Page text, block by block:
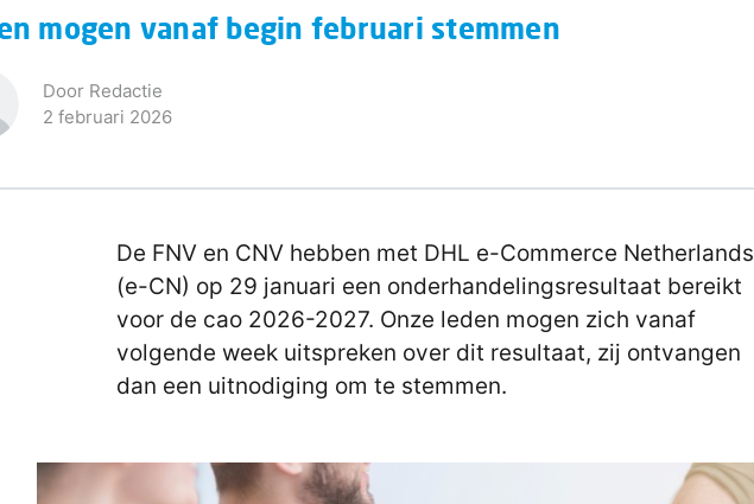
mogen vanaf begin februari stemmen
Door Redactie
2 februari 2026
De FNV en CNV hebben met DHL e-Commerce Netherlands
(e-CN) op 29 januari een onderhandelingsresultaat bereikt
voor de cao 2026-2027. Onze leden mogen zich vanaf
volgende week uitspreken over dit resultaat, zij ontvangen
dan een uitnodiging om te stemmen.